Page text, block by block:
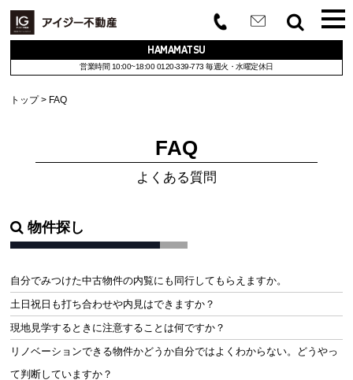
HAMAMATSU
営業時間 10:00~18:00 0120-339-773 毎週火・水曜定休日
トップ FAQ
FAQ
よくある質問
物件探し
自分でみつけた中古物件の内覧にも同行してもらえますか。
土日祝日も打ち合わせや内見はできますか？
現地見学するときに注意することは何ですか？
リノベーションできる物件かどうか自分ではよくわからない。どうやっ
て判断していますか？